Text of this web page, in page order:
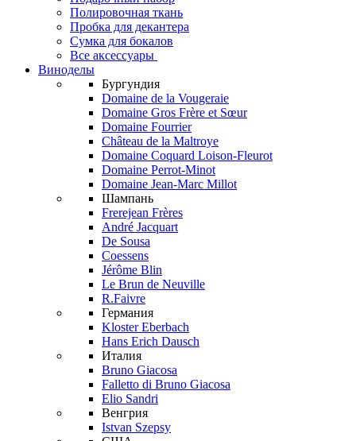
Полировочная ткань
Пробка для декантера
Сумка для бокалов
Все аксессуары
Виноделы
Бургундия
Domaine de la Vougeraie
Domaine Gros Frère et Sœur
Domaine Fourrier
Château de la Maltroye
Domaine Coquard Loison-Fleurot
Domaine Perrot-Minot
Domaine Jean-Marc Millot
Шампань
Frerejean Frères
André Jacquart
De Sousa
Coessens
Jérôme Blin
Le Brun de Neuville
R.Faivre
Германия
Kloster Eberbach
Hans Erich Dausch
Италия
Bruno Giacosa
Falletto di Bruno Giacosa
Elio Sandri
Венгрия
Istvan Szepsy